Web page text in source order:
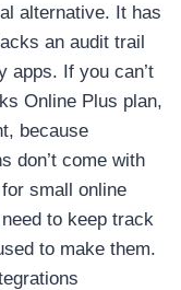
alternative. It has
an audit trail
apps. If you can’t
Online Plus plan,
because
don’t come with
small online
to keep track
to make them.